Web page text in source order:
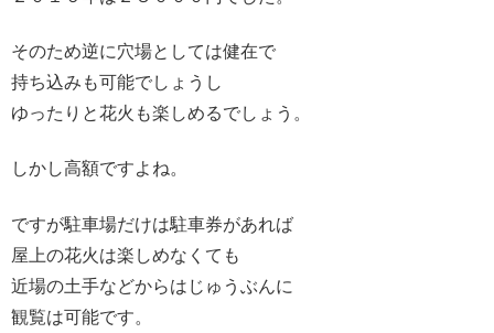
そのため逆に穴場としては健在で
持ち込みも可能でしょうし
ゆったりと花火も楽しめるでしょう。
しかし高額ですよね。
ですが駐車場だけは駐車券があれば
屋上の花火は楽しめなくても
近場の土手などからはじゅうぶんに
観覧は可能です。